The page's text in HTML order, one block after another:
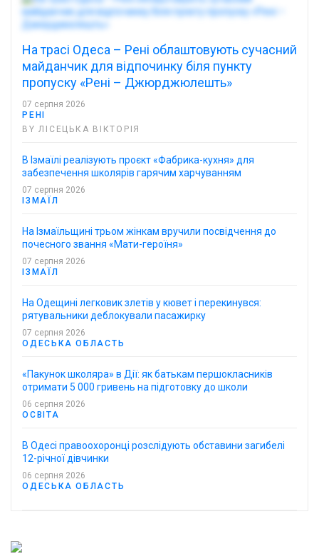
На трасі Одеса – Рені облаштовують сучасний
майданчик для відпочинку біля пункту
пропуску «Рені – Джюрджюлешть»
07 серпня 2026
РЕНІ
BY ЛІСЕЦЬКА ВІКТОРІЯ
В Ізмаїлі реалізують проєкт «Фабрика-кухня» для
забезпечення школярів гарячим харчуванням
07 серпня 2026
ІЗМАЇЛ
На Ізмаїльщині трьом жінкам вручили посвідчення до
почесного звання «Мати-героїня»
07 серпня 2026
ІЗМАЇЛ
На Одещині легковик злетів у кювет і перекинувся:
рятувальники деблокували пасажирку
07 серпня 2026
ОДЕСЬКА ОБЛАСТЬ
«Пакунок школяра» в Дії: як батькам першокласників
отримати 5 000 гривень на підготовку до школи
06 серпня 2026
ОСВІТА
В Одесі правоохоронці розслідують обставини загибелі
12-річної дівчинки
06 серпня 2026
ОДЕСЬКА ОБЛАСТЬ